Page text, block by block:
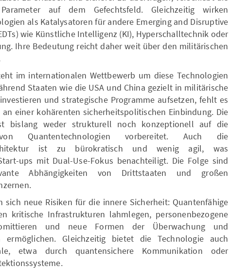
auf dem Gefechtsfeld. Gleichzeitig wirken
als Katalysatoren für andere Emerging and Disruptive
wie Künstliche Intelligenz (KI), Hyperschalltechnik oder
Ihre Bedeutung reicht daher weit über den militärischen
im internationalen Wettbewerb um diese Technologien
Staaten wie die USA und China gezielt in militärische
und strategische Programme aufsetzen, fehlt es
einer kohärenten sicherheitspolitischen Einbindung. Die
bislang weder strukturell noch konzeptionell auf die
Quantentechnologien vorbereitet. Auch die
ist zu bürokratisch und wenig agil, was
ups mit Dual-Use-Fokus benachteiligt. Die Folge sind
Abhängigkeiten von Drittstaaten und großen
sich neue Risiken für die innere Sicherheit: Quantenfähige
kritische Infrastrukturen lahmlegen, personenbezogene
und neue Formen der Überwachung und
ermöglichen. Gleichzeitig bietet die Technologie auch
etwa durch quantensichere Kommunikation oder